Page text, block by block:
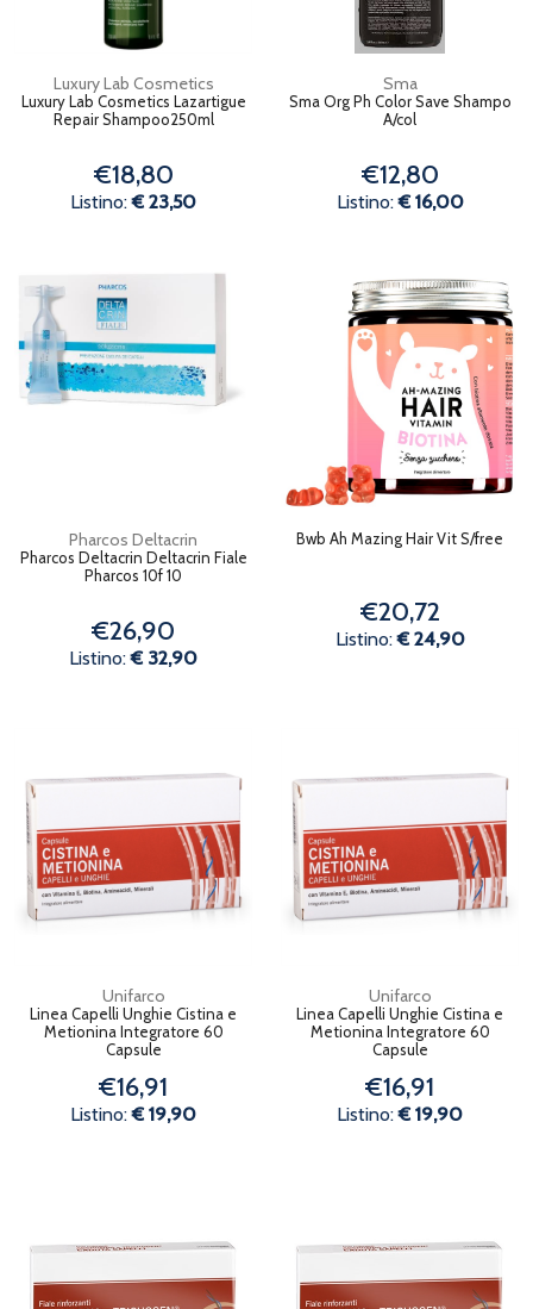
Luxury Lab Cosmetics
Luxury Lab Cosmetics Lazartigue
Repair Shampoo250ml
€18,80
Listino:€ 23,50
Sma
Sma Org Ph Color Save Shampo
A/col
€12,80
Listino:€ 16,00
Pharcos Deltacrin
Pharcos Deltacrin Deltacrin Fiale
Pharcos 10f 10
€26,90
Listino:€ 32,90
Bwb Ah Mazing Hair Vit S/free
€20,72
Listino:€ 24,90
Unifarco
Linea Capelli Unghie Cistina e
Metionina Integratore 60
Capsule
€16,91
Listino:€ 19,90
Unifarco
Linea Capelli Unghie Cistina e
Metionina Integratore 60
Capsule
€16,91
Listino:€ 19,90